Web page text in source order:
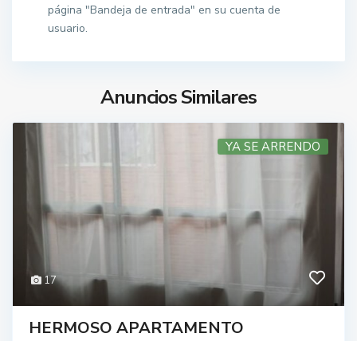
página "Bandeja de entrada" en su cuenta de
usuario.
Anuncios Similares
17
YA SE ARRENDO
HERMOSO APARTAMENTO